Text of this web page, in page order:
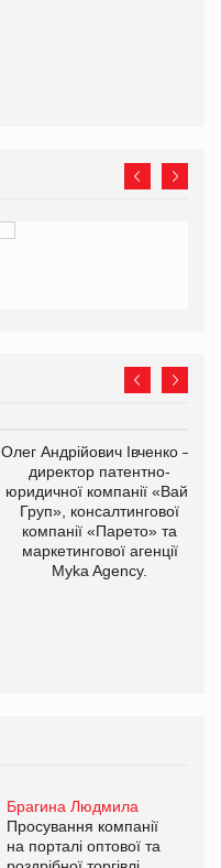
Олег Андрійович Івченко —
директор патентно-
юридичної компанії «Вайз
Груп», консалтингової
компанії «Парето» та
маркетингової агенції
Myka Agency.
Брагина Людмила
Просування компанії
на порталі оптової та